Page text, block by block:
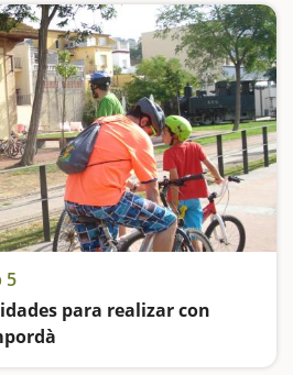
5
para realizar con